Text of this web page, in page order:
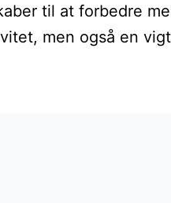
til at
men også en